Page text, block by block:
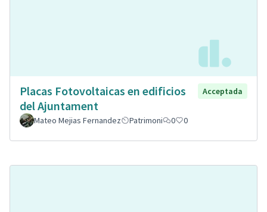
Placas Fotovoltaicas en edificios
del Ajuntament
Acceptada
Mateo Mejias Fernandez Patrimoni 0 0